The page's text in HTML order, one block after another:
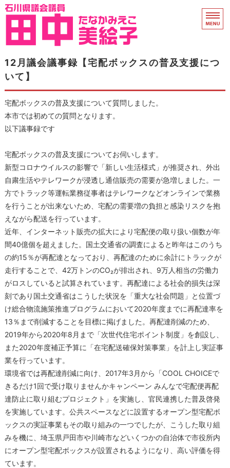
石川県議会議員 田中
ホーム
県議会活動
プロフィール
衆院議員時代
12月議会議事録【宅配ボックスの普及支援につ
いて】
宅配ボックスの普及支援について質問しました。
本市では初めての質問となります。
以下議事録です
宅配ボックスの普及支援についてお伺いします。
新型コロナウイルスの影響で「新しい生活様式」が推奨され、外出
自粛生活やテレワークが浸透し通信販売の需要が急増しました。一
方でトラック等運転業務従事者はテレワークなどオンラインで業務
を行うことが出来ないため、宅配の需要増の負担と感染リスクを抱
えながら配送を行っています。
近年、インターネット販売の拡大により宅配便の取り扱い個数が年
間40億個を超えました。国土交通省の調査によると昨年はこのうち
の約15％が再配達となっており、再配達のために余計にトラックが
走行することで、42万トンのCO₂が排出され、9万人相当の労働力
がロスしていると試算されています。再配達による社会的損失は深
刻であり国土交通省はこうした状況を「重大な社会問題」と位置づ
け総合物流施策推進プログラムにおいて2020年度までに再配達率を
13％まで削減することを目標に掲げました。再配達削減のため、
2019年から2020年8月まで「次世代住宅ポイント制度」を創設し、
また2020年度補正予算に「在宅配送確保対策事業」を計上し実証事
業を行っています。
環境省では再配達削減に向け、2017年3月から「COOL CHOICEで
きるだけ1回で受け取りませんかキャンペーン みんなで宅配便再配
達防止に取り組むプロジェクト」を実施し、官民連携した普及啓発
を実施しています。公共スペースなどに設置するオープン型宅配ボ
ックスの実証事業もその取り組みの一つでしたが、こうした取り組
みを機に、埼玉県戸田市や川崎市などいくつかの自治体で市役所内
にオープン型宅配ボックスが設置されるようになり、高い評価を得
ています。